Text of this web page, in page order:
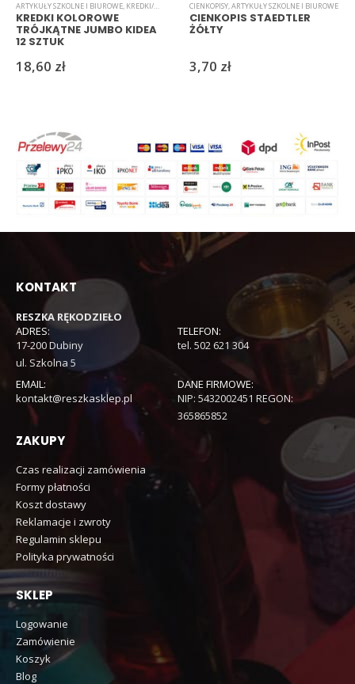
ARTYKUŁY SZKOLNE I BIUROWE, KREDKI/MARKERY/PISAKI
KREDKI KOLOROWE
TRÓJKĄTNE JUMBO KIDEA
12 SZTUK
18,60 zł
CIENKOPISY,ARTYKUŁY SZKOLNE I BIUROWE
CIENKOPIS STAEDTLER
ŻÓŁTY
3,70 zł
KONTAKT
RESZKA RĘKODZIEŁO
ADRES:
17-200 Dubiny
ul. Szkolna 5
TELEFON:
tel. 502 621 304
EMAIL:
kontakt@reszkasklep.pl
DANE FIRMOWE:
NIP: 5432002451 REGON:
365865852
ZAKUPY
Czas realizacji zamówienia
Formy płatności
Koszt dostawy
Reklamacje i zwroty
Regulamin sklepu
Polityka prywatności
SKLEP
Logowanie
Zamówienie
Koszyk
Blog